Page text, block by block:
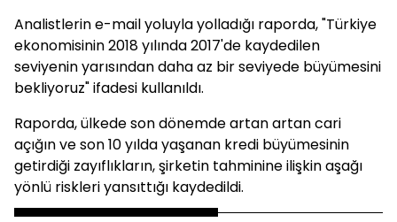
Analistlerin e-mail yoluyla yolladığı raporda, "Türkiye
ekonomisinin 2018 yılında 2017'de kaydedilen
seviyenin yarısından daha az bir seviyede büyümesini
bekliyoruz" ifadesi kullanıldı.
Raporda, ülkede son dönemde artan artan cari
açığın ve son 10 yılda yaşanan kredi büyümesinin
getirdiği zayıflıkların, şirketin tahminine ilişkin aşağı
yönlü riskleri yansıttığı kaydedildi.